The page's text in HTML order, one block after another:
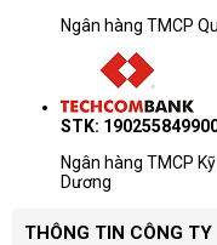
Ngân hàng TMCP
STK:
Ngân hàng TMCP
Dương
THÔNG TIN CÔNG TY